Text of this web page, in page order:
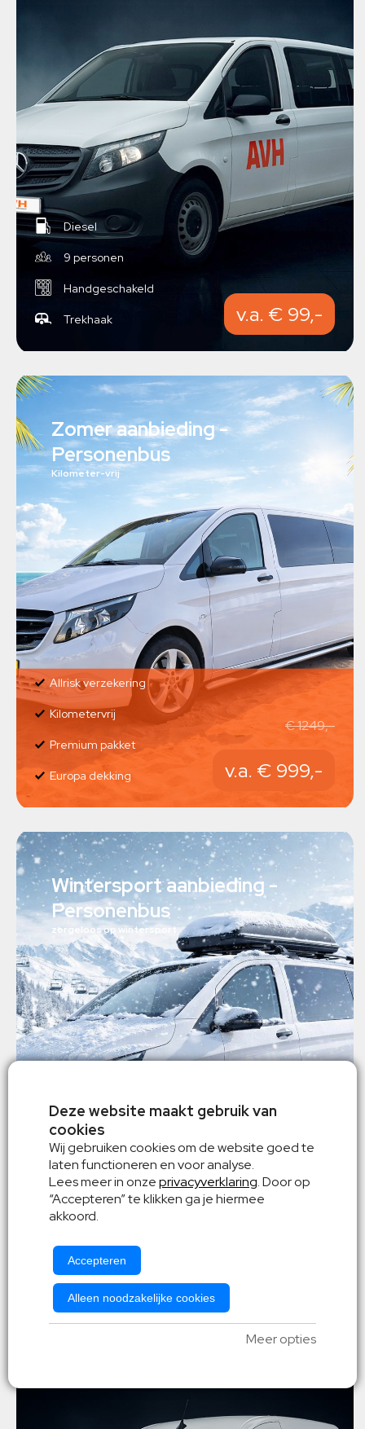
Diesel
9 personen
Handgeschakeld
Trekhaak v.a. € 99,-
Zomer aanbieding -
Personenbus
Kilometer-vrij
Allrisk verzekering
Kilometervrij
Premium pakket
Europa dekking
€ 1249,-
v.a. € 999,-
Wintersport aanbieding -
Personenbus
zorgeloos op wintersport
Kilometer vrij
Sneeuwketting
Allrisk verzekering
Deze website maakt gebruik van
cookies
Wij gebruiken cookies om de website goed te
laten functioneren en voor analyse.
Lees meer in onzeprivacyverklaring. Door op
“Accepteren” te klikken ga je hiermee
akkoord.
Accepteren
Alleen noodzakelijke cookies
Meer opties